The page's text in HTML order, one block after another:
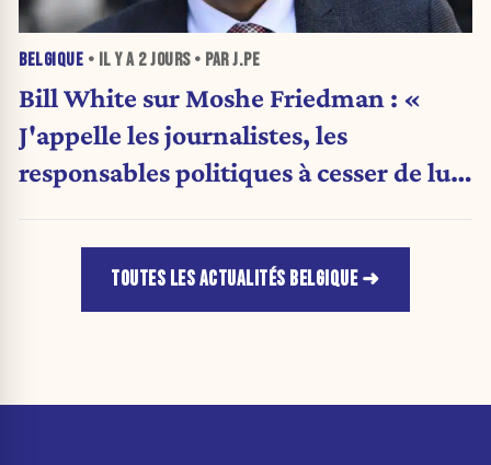
BELGIQUE • IL Y A 2 JOURS• PAR J.PE
Bill White sur Moshe Friedman : «
J'appelle les journalistes, les
responsables politiques à cesser de lui
TOUTES LES ACTUALITÉS BELGIQUE